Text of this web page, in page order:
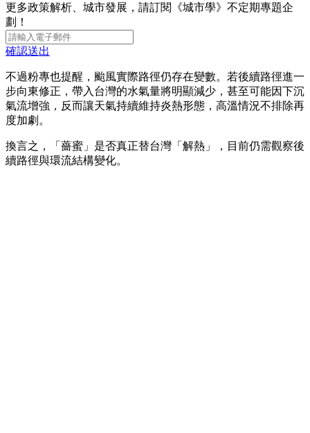
更多政策解析、城市發展，請訂閱《城市學》不定期專題企
劃！
確認送出
不過粉專也提醒，颱風實際路徑仍存在變數。若後續路徑進一
步向東修正，帶入台灣的水氣量將明顯減少，甚至可能因下沉
氣流增強，反而讓天氣持續維持炎熱形態，高溫情況不排除再
度加劇。
換言之，「薔蜜」是否真正替台灣「解熱」，目前仍需觀察後
續路徑與環流結構變化。